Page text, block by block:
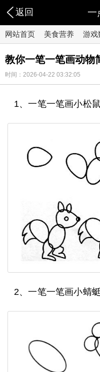
返回 一
网站首页 美食营养 游戏
教你一笔一笔画动物
时间：2026-04-22 03:32:05
1、一笔一笔画小松鼠
2、一笔一笔画小蜻蜓